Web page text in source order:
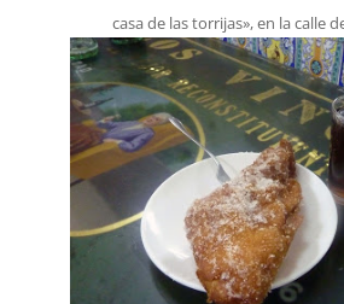
casa de las torrijas», en la calle